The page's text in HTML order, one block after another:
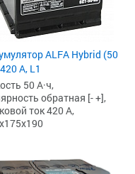
ALFA Hybrid (50
А, L1
50 А·ч,
обратная [- +],
ток 420 А,